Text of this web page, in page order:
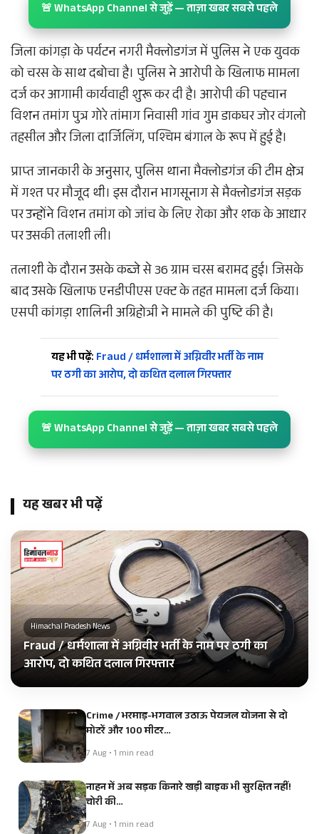
🚨 WhatsApp Channel से जुड़ें — ताज़ा खबर सबसे पहले
जिला कांगड़ा के पर्यटन नगरी मैक्लोडगंज में पुलिस ने एक युवक
को चरस के साथ दबोचा है। पुलिस ने आरोपी के खिलाफ मामला
दर्ज कर आगामी कार्यवाही शुरू कर दी है। आरोपी की पहचान
विशन तमांग पुत्र गोरे तांमाग निवासी गांव गुम डाकघर जोर वंगलो
तहसील और जिला दार्जिलिंग, पश्चिम बंगाल के रूप में हुई है।
प्राप्त जानकारी के अनुसार, पुलिस थाना मैक्लोडगंज की टीम क्षेत्र
में गश्त पर मौजूद थी। इस दौरान भागसूनाग से मैक्लोडगंज सड़क
पर उन्होंने विशन तमांग को जांच के लिए रोका और शक के आधार
पर उसकी तलाशी ली।
तलाशी के दौरान उसके कब्जे से 36 ग्राम चरस बरामद हुई। जिसके
बाद उसके खिलाफ एनडीपीएस एक्ट के तहत मामला दर्ज किया।
एसपी कांगड़ा शालिनी अग्रिहोत्री ने मामले की पुष्टि की है।
यह भी पढ़ें: Fraud / धर्मशाला में अग्निवीर भर्ती के नाम
पर ठगी का आरोप, दो कथित दलाल गिरफ्तार
🚨 WhatsApp Channel से जुड़ें — ताज़ा खबर सबसे पहले
यह खबर भी पढ़ें
Himachal Pradesh News
Fraud / धर्मशाला में अग्निवीर भर्ती के नाम पर ठगी का
आरोप, दो कथित दलाल गिरफ्तार
Crime / भरमाड़-भगवाल उठाऊ पेयजल योजना से दो
मोटरें और 100 मीटर…
7 Aug • 1 min read
नाहन में अब सड़क किनारे खड़ी बाइक भी सुरक्षित नहीं!
चोरी की…
7 Aug • 1 min read